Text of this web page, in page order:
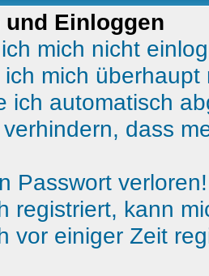
Einloggen
mich nicht
mich überhaupt
ich automatisch
dass
Passwort verloren!
registriert, kann
vor einiger Zeit